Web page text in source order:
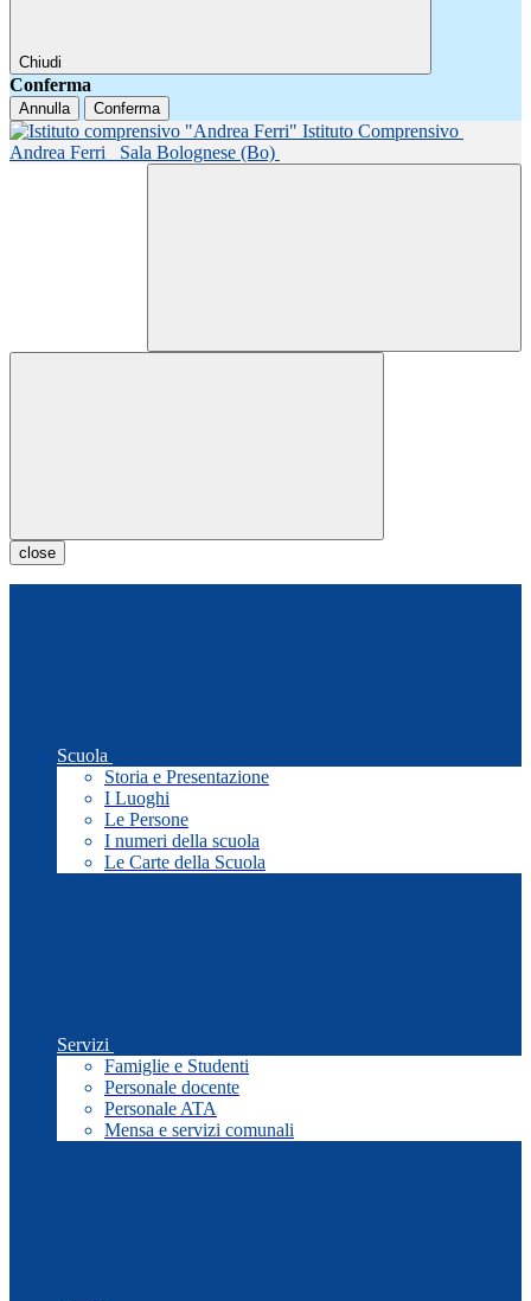
Chiudi
Conferma
Annulla Conferma
Istituto Comprensivo
Andrea Ferri
Sala Bolognese (Bo)
close
Scuola
Storia e Presentazione
I Luoghi
Le Persone
I numeri della scuola
Le Carte della Scuola
Servizi
Famiglie e Studenti
Personale docente
Personale ATA
Mensa e servizi comunali